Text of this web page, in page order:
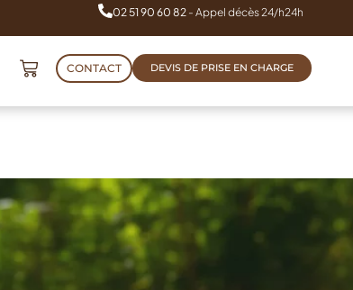
02 51 90 60 82 - Appel décès 24/h24h
CONTACT DEVIS DE PRISE EN CHARGE